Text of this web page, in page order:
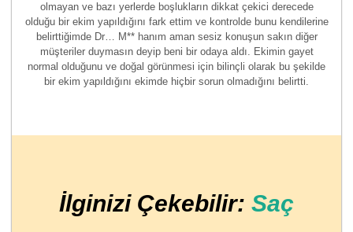
olmayan ve bazı yerlerde boşlukların dikkat çekici derecede
olduğu bir ekim yapıldığını fark ettim ve kontrolde bunu kendilerine
belirttiğimde Dr… M** hanım aman sesiz konuşun sakın diğer
müşteriler duymasın deyip beni bir odaya aldı. Ekimin gayet
normal olduğunu ve doğal görünmesi için bilinçli olarak bu şekilde
bir ekim yapıldığını ekimde hiçbir sorun olmadığını belirtti.
İlginizi Çekebilir: Saç